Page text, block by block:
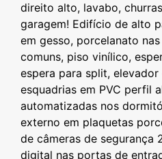
direito alto, lavabo,
garagem! Edifício de alto
em gesso, porcelanato
comuns, piso vinílico,
espera para split,
esquadrias em PVC perfil
automatizadas nos
externo em plaquetas
de câmeras de segurança
digital nas portas de